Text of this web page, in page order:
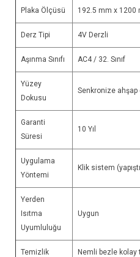
Plaka Ölçüsü 192.5 mm x 1200
Derz Tipi 4V Derzli
Aşınma Sınıfı AC4 / 32. Sınıf
Yüzey
Dokusu
Senkronize ahşap
Garanti
Süresi
10 Yıl
Uygulama
Yöntemi
Klik sistem
Yerden
Isıtma
Uyumluluğu
Uygun
Temizlik Nemli bezle